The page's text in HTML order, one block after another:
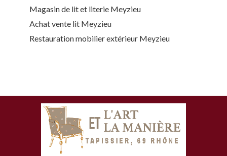
Magasin de lit et literie Meyzieu
Achat vente lit Meyzieu
Restauration mobilier extérieur Meyzieu